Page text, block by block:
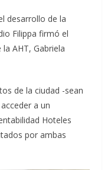
desarrollo de la
Filippa firmó el
AHT, Gabriela
de la ciudad -sean
a un
Hoteles
por ambas